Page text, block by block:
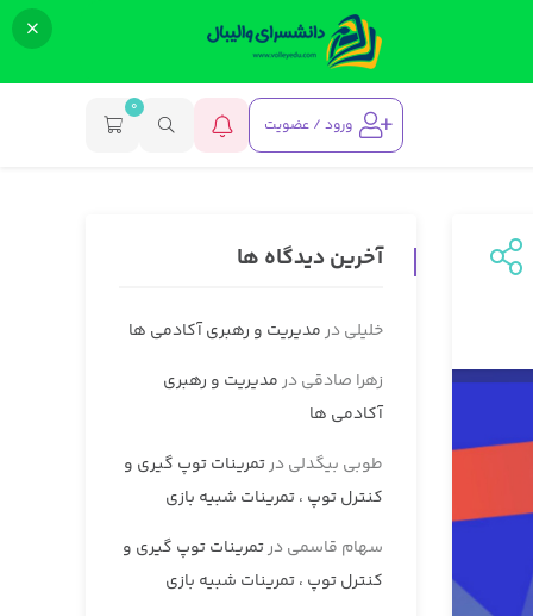
ورود / عضویت
0
آخرین دیدگاه ها
خلیلیدرمدیریت و رهبری آکادمی ها
زهرا صادقیدرمدیریت و رهبری
آکادمی ها
طوبی بیگدلیدرتمرینات توپ گیری و
کنترل توپ ، تمرینات شبیه بازی
سهام قاسمیدرتمرینات توپ گیری و
کنترل توپ ، تمرینات شبیه بازی